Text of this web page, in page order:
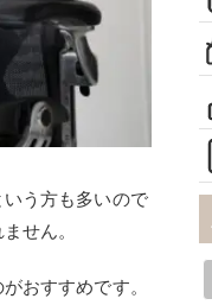
う方も多いので
せん。
おすすめです。